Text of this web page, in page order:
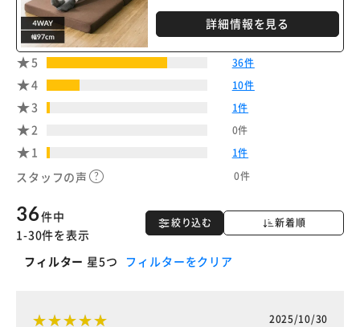
詳細情報を見る
5 36件
4 10件
3 1件
2 0件
1 1件
スタッフの声 0件
絞り込む 新着順
36件中
1-30件を表示
フィルター 星5つ フィルターをクリア
2025/10/30
※ご確認ください
カートに入れる 購入手続きへ